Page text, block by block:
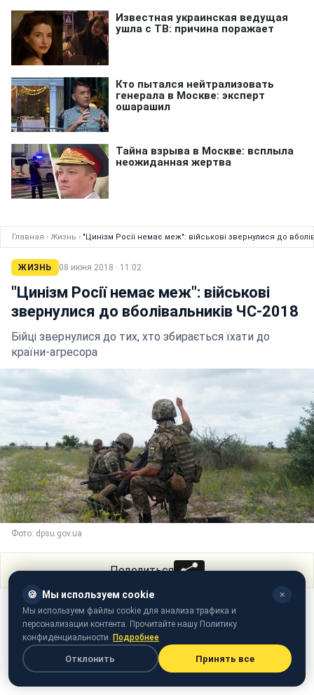
Главная › Жизнь › "Цинізм Росії немає меж": військові звернулися до
ЖИЗНЬ 08 июня 2018 · 11:02
"Цинізм Росії немає меж": військові
звернулися до вболівальників ЧС-2018
Бійці звернулися до тих, хто збирається їхати до
країни-агресора
Фото: dpsu.gov.ua
Поделиться
🍪 Мы используем cookie ✕
Мы используем файлы cookie для анализа трафика и
персонализации контента. Прочитайте нашу Политику
конфиденциальности. Подробнее
Отклонить Принять все